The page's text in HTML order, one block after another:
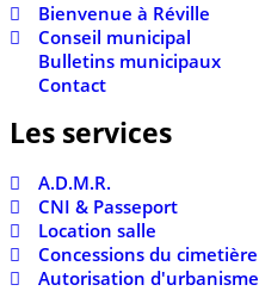
Bienvenue à Réville
Conseil municipal
Bulletins municipaux
Contact
Les services
A.D.M.R.
CNI & Passeport
Location salle
Concessions du cimetière
Autorisation d'urbanisme